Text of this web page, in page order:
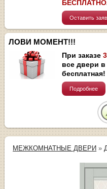
БЕСПЛАТНО
Оставить
ЛОВИ МОМЕНТ!!!
При заказе
все двери
бесплатная!
Подробнее
МЕЖКОМНАТНЫЕ ДВЕРИ »